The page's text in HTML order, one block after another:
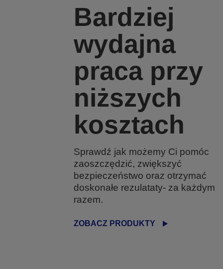
Bardziej
wydajna
praca przy
niższych
kosztach
Sprawdź jak możemy Ci pomóc
zaoszczędzić, zwiększyć
bezpieczeństwo oraz otrzymać
doskonałe rezulataty- za każdym
razem.
ZOBACZ PRODUKTY